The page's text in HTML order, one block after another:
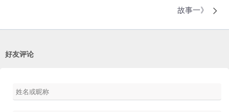
故事一》
好友评论